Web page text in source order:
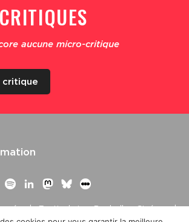
aucune micro-critique
critique
| Festival La Rochelle Cinéma |